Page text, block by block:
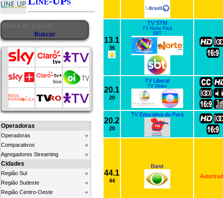
Operadoras
Operadoras
Comparativos
Agregadores Streaming
Cidades
Região Sul
Região Sudeste
Região Centro-Oeste
13.1
36
TV STM
TV Norte Pará
SBT
20.1
20
TV Liberal
TV Globo
20.2
20
TV Educativa do Pará
44.1
44
Band